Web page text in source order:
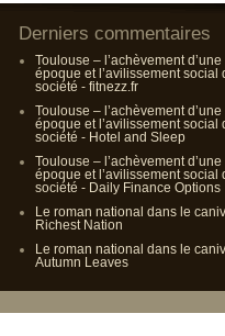
Derniers commentaires
Toulouse – l’achèvement d’une
époque et l’avilissement social
société - fitnezz.fr
Toulouse – l’achèvement d’une
époque et l’avilissement social
société - Hotel and Sleep
Toulouse – l’achèvement d’une
époque et l’avilissement social
société - Daily Finance Options
Le roman national dans le
Richest Nation
Le roman national dans le
Autumn Leaves